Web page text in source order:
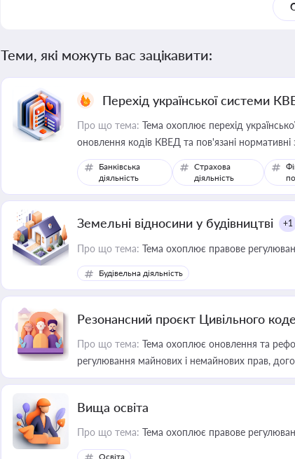
Теми, які можуть вас зацікавити:
Перехід української системи
Про що тема: Тема охоплює перехід
оновлення кодів КВЕД та пов'язані нормативні
Банківська
діяльність
Страхова
діяльність
Земельні відносини у будівництві +1
Про що тема: Тема охоплює правове
Будівельна діяльність
Резонансний проєкт Цивільного
Про що тема: Тема охоплює оновлення та
регулювання майнових і немайнових прав,
Вища освіта
Про що тема: Тема охоплює правове
Освіта